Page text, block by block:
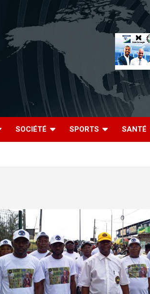
SOCIÉTÉ SPORTS SANTÉ